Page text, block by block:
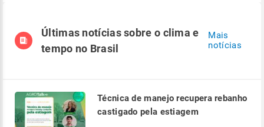
Últimas notícias sobre o clima e
tempo no Brasil
Mais
notícias
Técnica de manejo recupera rebanho
castigado pela estiagem